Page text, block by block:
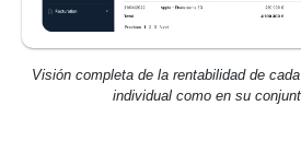
Visión completa de la rentabilidad de
individual como en su